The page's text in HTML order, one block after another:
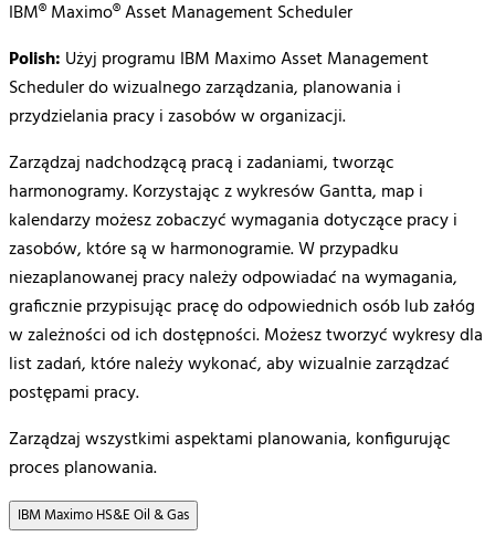
IBM® Maximo® Asset Management Scheduler
Polish: Użyj programu IBM Maximo Asset Management
Scheduler do wizualnego zarządzania, planowania i
przydzielania pracy i zasobów w organizacji.
Zarządzaj nadchodzącą pracą i zadaniami, tworząc
harmonogramy. Korzystając z wykresów Gantta, map i
kalendarzy możesz zobaczyć wymagania dotyczące pracy i
zasobów, które są w harmonogramie. W przypadku
niezaplanowanej pracy należy odpowiadać na wymagania,
graficznie przypisując pracę do odpowiednich osób lub załóg
w zależności od ich dostępności. Możesz tworzyć wykresy dla
list zadań, które należy wykonać, aby wizualnie zarządzać
postępami pracy.
Zarządzaj wszystkimi aspektami planowania, konfigurując
proces planowania.
IBM Maximo HS&E Oil & Gas